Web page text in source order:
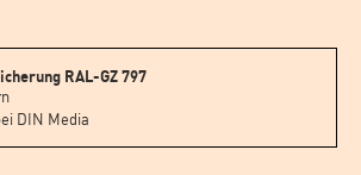
RAL-GZ 797
DIN Media